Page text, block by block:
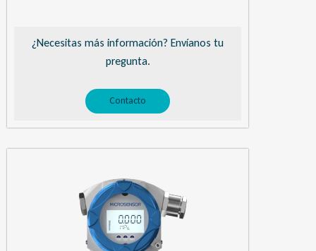
¿Necesitas más información? Envíanos tu
pregunta.
Contacto